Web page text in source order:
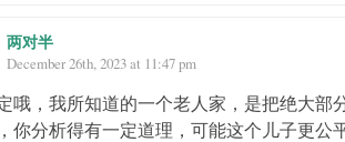
两对半
December 26th, 2023 at 11:47 pm
哦，我所知道的一个老人家，是把绝大部
你分析得有一定道理，可能这个儿子更公